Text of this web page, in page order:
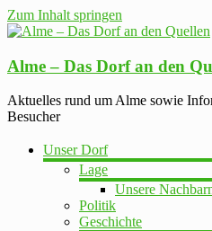
Zum Inhalt springen
Alme – Das Dorf an den
Aktuelles rund um Alme sowie
Besucher
Unser Dorf
Lage
Unsere
Politik
Geschichte